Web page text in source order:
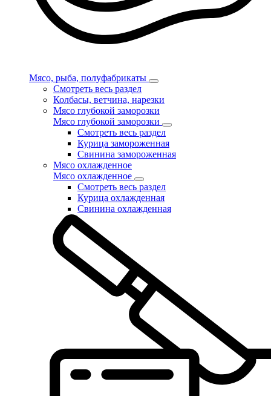
Мясо, рыба, полуфабрикаты
Смотреть весь раздел
Колбасы, ветчина, нарезки
Мясо глубокой заморозки
Мясо глубокой заморозки
Смотреть весь раздел
Курица замороженная
Свинина замороженная
Мясо охлажденное
Мясо охлажденное
Смотреть весь раздел
Курица охлажденная
Свинина охлажденная